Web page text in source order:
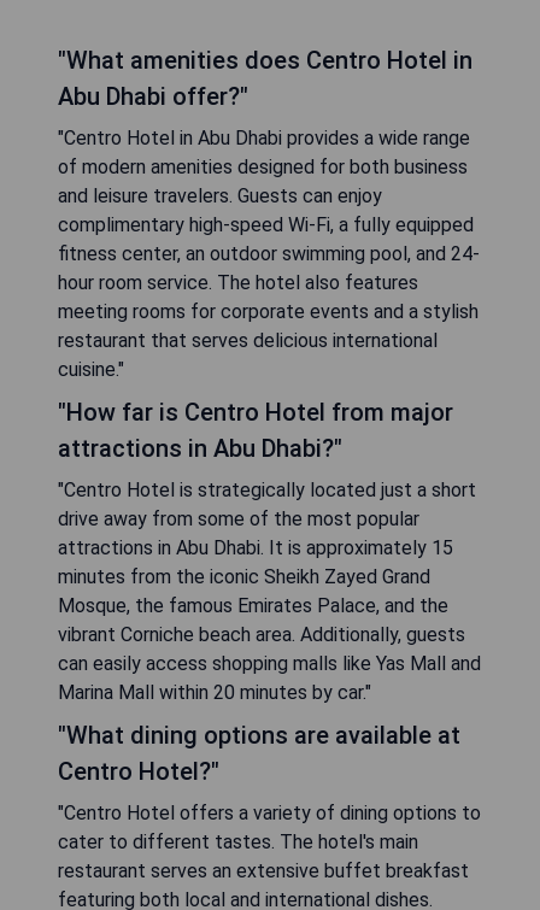
"What amenities does Centro Hotel in
Abu Dhabi offer?"
"Centro Hotel in Abu Dhabi provides a wide range
of modern amenities designed for both business
and leisure travelers. Guests can enjoy
complimentary high-speed Wi-Fi, a fully equipped
fitness center, an outdoor swimming pool, and 24-
hour room service. The hotel also features
meeting rooms for corporate events and a stylish
restaurant that serves delicious international
cuisine."
"How far is Centro Hotel from major
attractions in Abu Dhabi?"
"Centro Hotel is strategically located just a short
drive away from some of the most popular
attractions in Abu Dhabi. It is approximately 15
minutes from the iconic Sheikh Zayed Grand
Mosque, the famous Emirates Palace, and the
vibrant Corniche beach area. Additionally, guests
can easily access shopping malls like Yas Mall and
Marina Mall within 20 minutes by car."
"What dining options are available at
Centro Hotel?"
"Centro Hotel offers a variety of dining options to
cater to different tastes. The hotel's main
restaurant serves an extensive buffet breakfast
featuring both local and international dishes.